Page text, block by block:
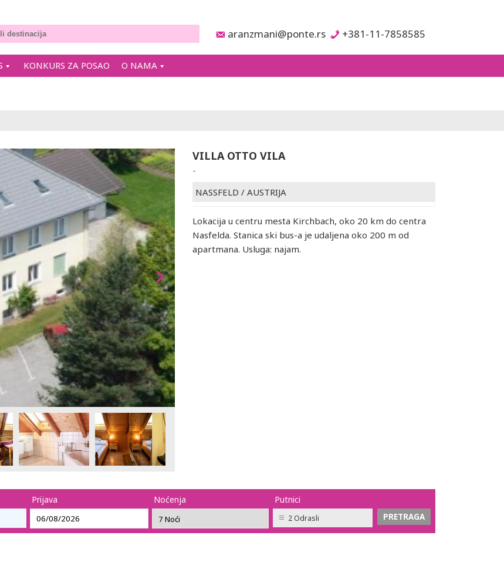
aranzmani@ponte.rs +381-11-7858585
KONKURS ZA POSAO O NAMA
VILLA OTTO VILA
-
NASSFELD / AUSTRIJA
Lokacija u centru mesta Kirchbach, oko 20 km do centra
Nasfelda. Stanica ski bus-a je udaljena oko 200 m od
apartmana. Usluga: najam.
Prijava Noćenja Putnici
2 Odrasli